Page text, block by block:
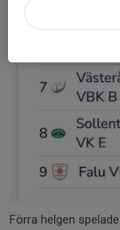
Förra helgen